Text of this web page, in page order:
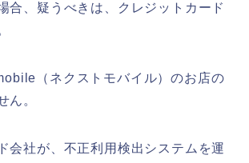
合、疑うべきは、クレジットカード
（ネクストモバイル）のお店の
ん。
会社が、不正利用検出システムを運